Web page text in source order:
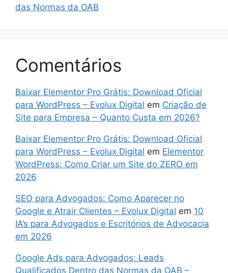
das Normas da OAB
Comentários
Baixar Elementor Pro Grátis: Download Oficial
para WordPress – Evolux Digital em Criação de
Site para Empresa – Quanto Custa em 2026?
Baixar Elementor Pro Grátis: Download Oficial
para WordPress – Evolux Digital em Elementor
WordPress: Como Criar um Site do ZERO em
2026
SEO para Advogados: Como Aparecer no
Google e Atrair Clientes – Evolux Digital em 10
IA’s para Advogados e Escritórios de Advocacia
em 2026
Google Ads para Advogados: Leads
Qualificados Dentro das Normas da OAB –